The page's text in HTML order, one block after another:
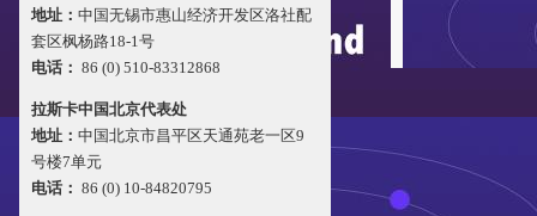
地址： 中国无锡市惠山经济开发区洛社配
套区枫杨路18-1号
电话 ： 86 (0) 510-83312868
拉斯卡中国北京代表处
地址： 中国北京市昌平区天通苑老一区9
号楼7单元
电话 ： 86 (0) 10-84820795
烧系统项目，拉
总经理张海波先